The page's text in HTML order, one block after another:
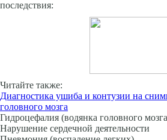
последствия:
Читайте также:
Диагностика ушиба и контузии на
головного мозга
Гидроцефалия (водянка головного
Нарушение сердечной деятельности